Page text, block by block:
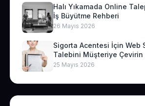
Halı Yıkamada Online
İş Büyütme Rehberi
26 Mayıs 2026
Sigorta Acentesi İçin Web
Talebini Müşteriye Çevirin
25 Mayıs 2026